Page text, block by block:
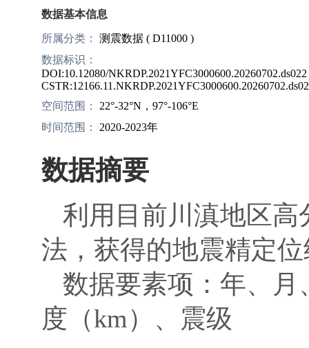
数据基本信息
所属分类：
测震数据 ( D11000 )
数据标识：
DOI:10.12080/NKRDP.2021YFC3000600.20260702.ds022
空间范围：
22°-32°N，97°-106°E
时间范围：
2020-2023年
数据摘要
利用目前川滇地区
法，获得的地震精定
数据要素项：年、
度（km）、震级